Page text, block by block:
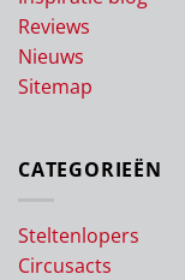
Reviews
Nieuws
Sitemap
CATEGORIEËN
Steltenlopers
Circusacts